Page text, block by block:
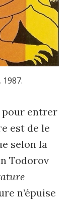
1987.
pour entrer
est de le
selon la
Todorov
n’épuise